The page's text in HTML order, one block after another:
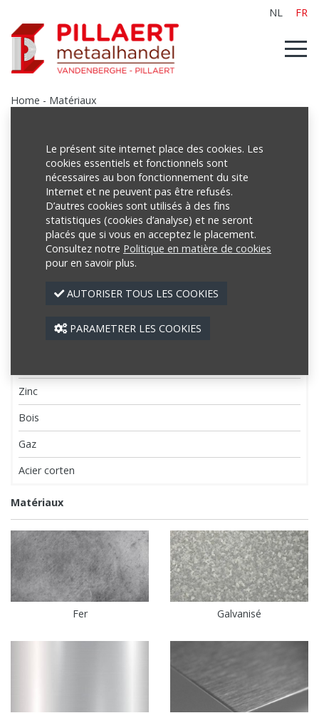
NL FR
Home - Matériaux
Produits
Matériaux
Galvanisé
Zinc
Bois
Gaz
Acier corten
Matériaux
Fer Galvanisé
Le présent site internet place des cookies. Les
cookies essentiels et fonctionnels sont
nécessaires au bon fonctionnement du site
Internet et ne peuvent pas être refusés.
D’autres cookies sont utilisés à des fins
statistiques (cookies d’analyse) et ne seront
placés que si vous en acceptez le placement.
Consultez notre Politique en matière de cookies
pour en savoir plus.
AUTORISER TOUS LES COOKIES
PARAMETRER LES COOKIES